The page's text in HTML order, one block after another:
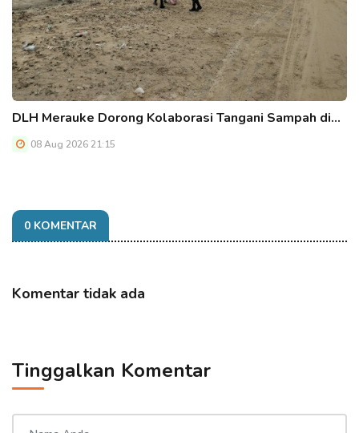
DLH Merauke Dorong Kolaborasi Tangani Sampah di…
08 Aug 2026 21:15
0 KOMENTAR
Komentar tidak ada
Tinggalkan Komentar